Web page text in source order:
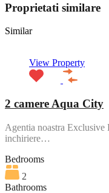
Proprietati similare
Similar
View Property
2 camere Aqua City
Agentia noastra Exclusive
inchiriere…
Bedrooms
2
Bathrooms